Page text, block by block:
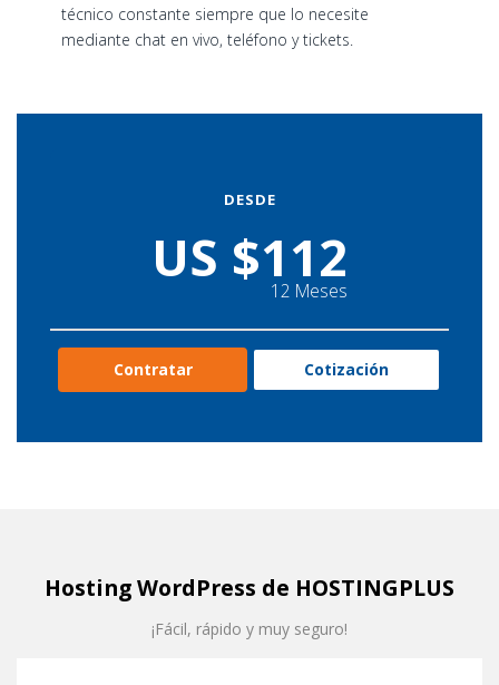
técnico constante siempre que lo necesite
mediante chat en vivo, teléfono y tickets.
DESDE
US $112
12 Meses
Contratar Cotización
Hosting WordPress de HOSTINGPLUS
¡Fácil, rápido y muy seguro!